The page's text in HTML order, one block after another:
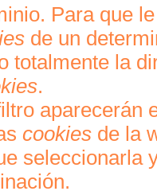
Para que
de un
totalmente la
.
aparecerán
cookies de la
seleccionarla